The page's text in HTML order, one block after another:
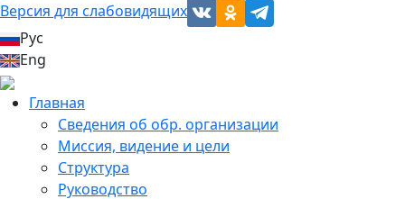
Версия для слабовидящих
Рус
Eng
Главная
Сведения об обр. организации
Миссия, видение и цели
Структура
Руководство